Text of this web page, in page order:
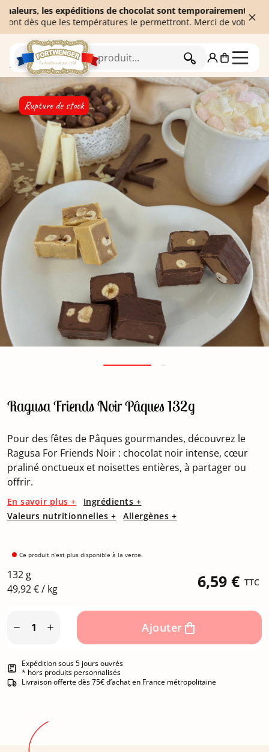
les expéditions de chocolat sont temporairement
que les températures le permettront. Merci de votre
RECHERCHER
Accueil Chocolaterie
Rupture de stock
Ragusa Friends Noir Pâques 132g
Pour des fêtes de Pâques gourmandes, découvrez le
Ragusa For Friends Noir : chocolat noir intense, cœur
praliné onctueux et noisettes entières, à partager ou
offrir.
En savoir plus +
Ingrédients +
Valeurs nutritionnelles +
Allergènes +
Ce produit n’est plus disponible à la vente.
132 g
49,92 € / kg
6,59 € TTC
  Ajouter
Expédition sous 5 jours ouvrés
* hors produits personnalisés
Livraison offerte dès 75€ d’achat en France métropolitaine